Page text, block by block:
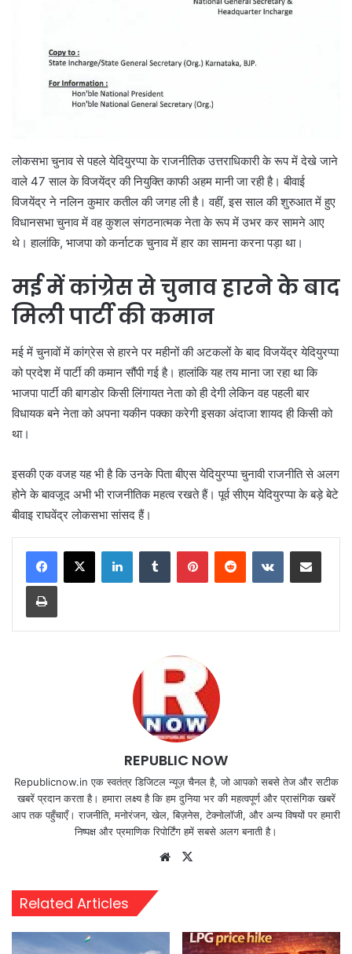
लोकसभा चुनाव से पहले येदियुरप्पा के राजनीतिक उत्तराधिकारी के रूप में देखे जाने
वाले 47 साल के विजयेंद्र की नियुक्ति काफी अहम मानी जा रही है। बीवाई
विजयेंद्र ने नलिन कुमार कतील की जगह ली है। वहीं, इस साल की शुरुआत में हुए
विधानसभा चुनाव में वह कुशल संगठनात्मक नेता के रूप में उभर कर सामने आए
थे। हालांकि, भाजपा को कर्नाटक चुनाव में हार का सामना करना पड़ा था।
मई में कांग्रेस से चुनाव हारने के बाद
मिली पार्टी की कमान
मई में चुनावों में कांग्रेस से हारने पर महीनों की अटकलों के बाद विजयेंद्र येदियुरप्पा
को प्रदेश में पार्टी की कमान सौंपी गई है। हालांकि यह तय माना जा रहा था कि
भाजपा पार्टी की बागडोर किसी लिंगायत नेता को ही देगी लेकिन वह पहली बार
विधायक बने नेता को अपना यकीन पक्का करेगी इसका अंदाजा शायद ही किसी को
था।
इसकी एक वजह यह भी है कि उनके पिता बीएस येदियुरप्पा चुनावी राजनीति से अलग
होने के बावजूद अभी भी राजनीतिक महत्व रखते हैं। पूर्व सीएम येदियुरप्पा के बड़े बेटे
बीवाइ राघवेंद्र लोकसभा सांसद हैं।
LinkedInTumblr PinterestReddit VKontakteShare via Email
Print
REPUBLIC NOW
Republicnow.in एक स्वतंत्र डिजिटल न्यूज़ चैनल है, जो आपको सबसे तेज और सटीक
खबरें प्रदान करता है। हमारा लक्ष्य है कि हम दुनिया भर की महत्वपूर्ण और प्रासंगिक खबरें
आप तक पहुँचाएँ। राजनीति, मनोरंजन, खेल, बिज़नेस, टेक्नोलॉजी, और अन्य विषयों पर हमारी
निष्पक्ष और प्रमाणिक रिपोर्टिंग हमें सबसे अलग बनाती है।
Website
Related Articles